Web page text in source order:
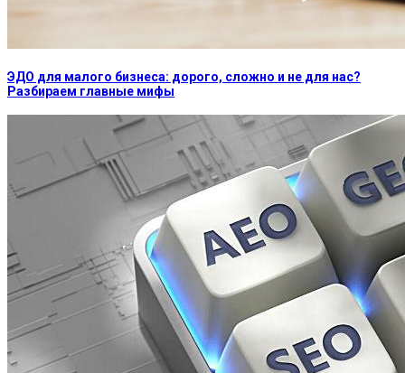
ЭДО для малого бизнеса: дорого, сложно и не для нас?
Разбираем главные мифы